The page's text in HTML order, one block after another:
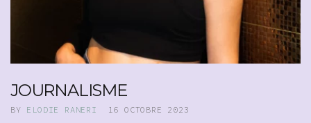
JOURNALISME
BY ELODIE RANERI 16 OCTOBRE 2023